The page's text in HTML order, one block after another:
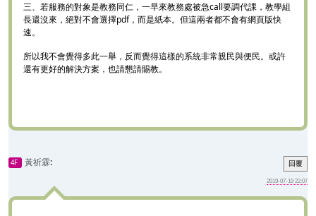
三、若服務的對象是教務同仁，一早來教務處被急call要調代課，教學組
長還沒來，絕對不會選擇pdf，而是紙本。但這兩者都不會有網頁版快
速。
所以我不會覺得多此一舉，反而覺得這樣的系統非常親民與便民。或許
還有更好的解決方案，也請懇請賜教。
回覆
4F 黃祈霖:
2019-07-19 22:07